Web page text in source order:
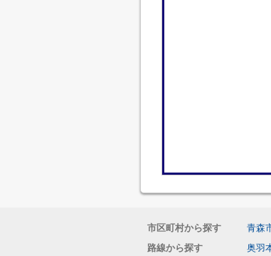
市区町村から探す 青森
路線から探す
奥羽